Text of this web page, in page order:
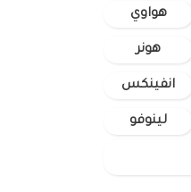
هواوي
هونر
انفينكس
لينوفو